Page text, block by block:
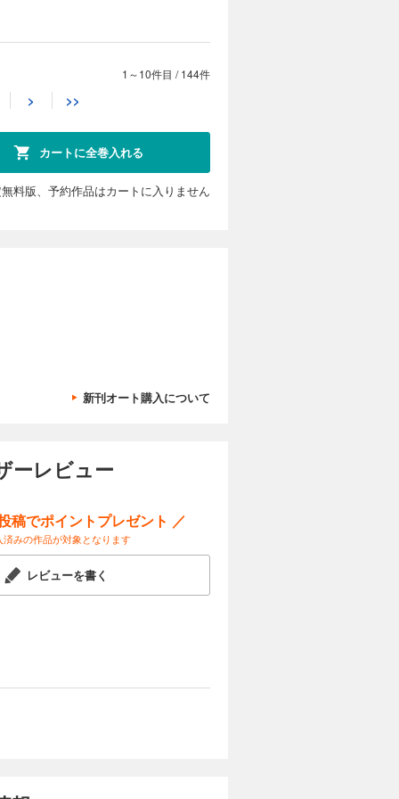
キャ
の 原
織川
と異な
ぷでぃ
ラダイ
夏緒）
い
蒼崎
魔獣対
） 「さ
（漫
かつき
。 ※本
ており
れ令
「花燭
ままな
ではご
） 【番
「事故
定」
原作：
い
織川
籍の表
。ま
カートに入れる
川ま
あん
ラクタ
原作：
士のお
作：辻
の約束
リ 原
原作：
） 【番
：ひだ
パイ
ク：まし
掃除
。※本
ており
作：天
：長埜
案：雪
つつか
原案：ゆ
政婦業
りえな
ラクタ
祝福の
／coly
キャ
デザイ
」
川ヒ
） 【セ
コミッ
（漫
ク：お
てしま
ょう」
ター原
井こな
こ）
復讐は
カートに入れる
試し読み
冬日）
作画：
1～10件目 /144件
> >>
カートに全巻入れる
料版、予約作品はカートに入りません
新刊オート購入について
ーレビュー
稿でポイントプレゼント ／
済みの作品が対象となります
レビューを書く